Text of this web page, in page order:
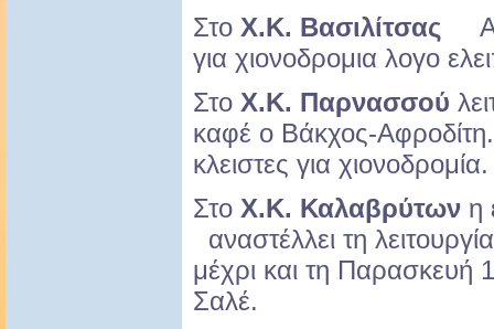
Στο Χ.Κ. Βασιλίτσας
για χιονοδρομια λογο
Στο Χ.Κ. Παρνασσού
καφέ ο Βάκχος-Αφροδίτη.
κλειστες για
Στο Χ.Κ. Καλαβρύτων η
αναστέλλει τη
μέχρι και τη Παρασκευή
Σαλέ.